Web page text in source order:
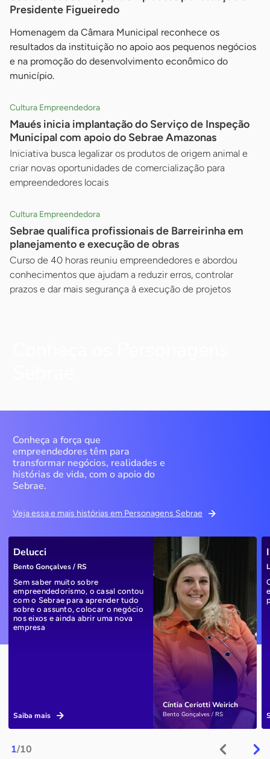
Presidente Figueiredo
Homenagem da Câmara Municipal reconhece os
resultados da instituição no apoio aos pequenos negócios
e na promoção do desenvolvimento econômico do
município.
Cultura Empreendedora
Maués inicia implantação do Serviço de Inspeção
Municipal com apoio do Sebrae Amazonas
Iniciativa busca legalizar os produtos de origem animal e
criar novas oportunidades de comercialização para
empreendedores locais
Cultura Empreendedora
Sebrae qualifica profissionais de Barreirinha em
planejamento e execução de obras
Curso de 40 horas reuniu empreendedores e abordou
conhecimentos que ajudam a reduzir erros, controlar
prazos e dar mais segurança à execução de projetos
Conheça a força que
empreendedores têm para
transformar negócios, realidades e
histórias de vida, com o apoio do
Sebrae.
Veja essa e mais histórias em Personagens Sebrae
1/10
Cíntia Ceriotti Weirich
Bento Gonçalves / RS
Delucci
Bento Gonçalves / RS
Sem saber muito sobre
empreendedorismo, o casal contou
com o Sebrae para aprender tudo
sobre o assunto, colocar o negócio
nos eixos e ainda abrir uma nova
empresa
Saiba mais